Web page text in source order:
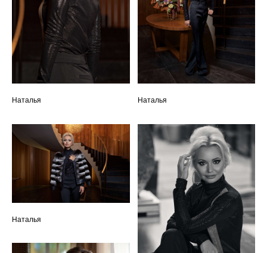
Наталья Наталья
Наталья